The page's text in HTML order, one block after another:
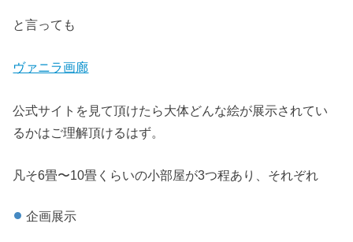
と言っても
ヴァニラ画廊
公式サイトを見て頂けたら大体どんな絵が展示されてい
るかはご理解頂けるはず。
凡そ6畳〜10畳くらいの小部屋が3つ程あり、それぞれ
企画展示